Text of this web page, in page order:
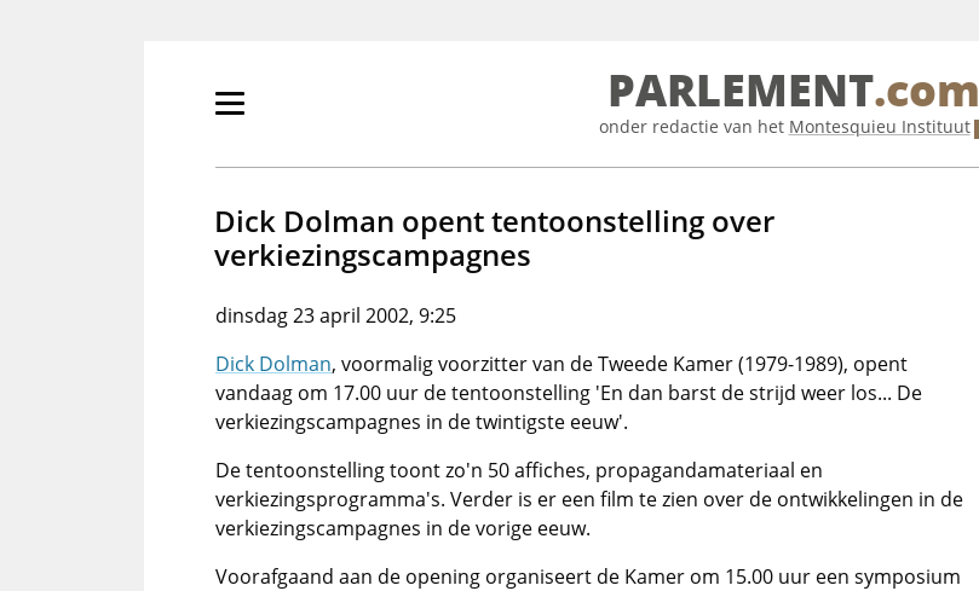
Primair
tonen/verbergen
PARLEMENT.com
onder redactie van het Montesquieu Instituut
Dick Dolman opent tentoonstelling over
verkiezingscampagnes
dinsdag 23 april 2002, 9:25
Dick Dolman, voormalig voorzitter van de Tweede Kamer (1979-1989), opent
vandaag om 17.00 uur de tentoonstelling 'En dan barst de strijd weer los... De
verkiezingscampagnes in de twintigste eeuw'.
De tentoonstelling toont zo'n 50 affiches, propagandamateriaal en
verkiezingsprogramma's. Verder is er een film te zien over de ontwikkelingen in de
verkiezingscampagnes in de vorige eeuw.
Voorafgaand aan de opening organiseert de Kamer om 15.00 uur een symposium